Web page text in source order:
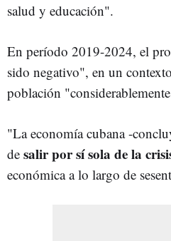
salud y educación".
En período 2019-2024, el
sido negativo", en un
población
"La economía cubana -
de salir por sí sola de la
económica a lo largo de